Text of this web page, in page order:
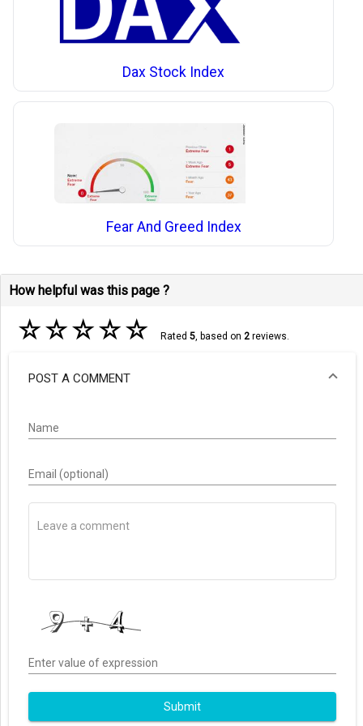
Dax Stock Index
Fear And Greed Index
How helpful was this page ?
☆☆☆☆☆ Rated 5, based on 2reviews.
POST A COMMENT
Name
Email (optional)
Enter value of expression
Submit